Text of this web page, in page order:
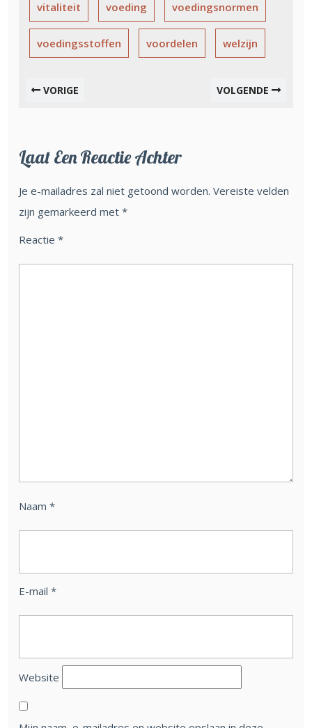
vitaliteit voeding voedingsnormen
voedingsstoffen voordelen welzijn
VORIGE VOLGENDE
Laat Een Reactie Achter
Je e-mailadres zal niet getoond worden. Vereiste velden
zijn gemarkeerd met *
Reactie *
Naam *
E-mail *
Website